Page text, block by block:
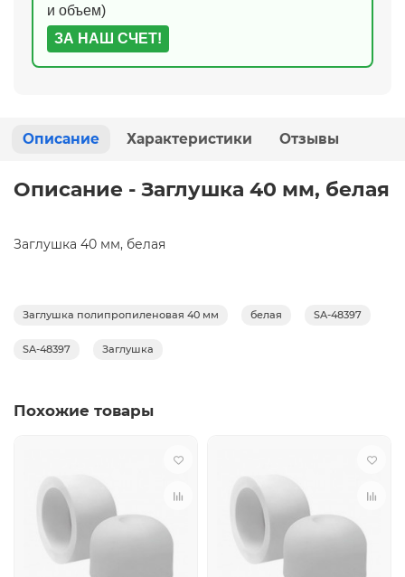
и объем)
ЗА НАШ СЧЕТ!
Описание Характеристики Отзывы
Описание - Заглушка 40 мм, белая
Заглушка 40 мм, белая
Заглушка полипропиленовая 40 мм белая SA-48397
SA-48397 Заглушка
Похожие товары